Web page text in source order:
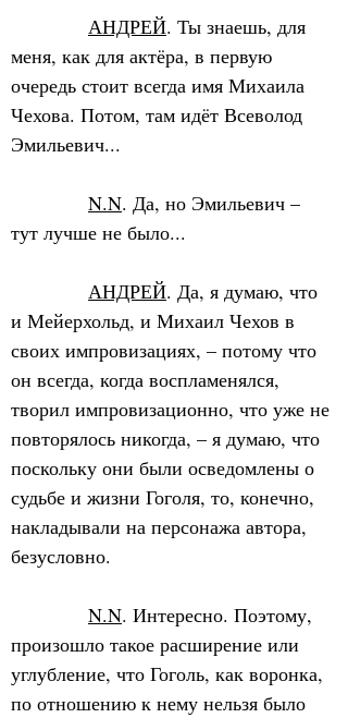
АНДРЕЙ. Ты знаешь, для
меня, как для актёра, в первую
очередь стоит всегда имя Михаила
Чехова. Потом, там идёт Всеволод
Эмильевич...
N.N. Да, но Эмильевич –
тут лучше не было...
АНДРЕЙ. Да, я думаю, что
и Мейерхольд, и Михаил Чехов в
своих импровизациях, – потому что
он всегда, когда воспламенялся,
творил импровизационно, что уже не
повторялось никогда, – я думаю, что
поскольку они были осведомлены о
судьбе и жизни Гоголя, то, конечно,
накладывали на персонажа автора,
безусловно.
N.N. Интересно. Поэтому,
произошло такое расширение или
углубление, что Гоголь, как воронка,
по отношению к нему нельзя было